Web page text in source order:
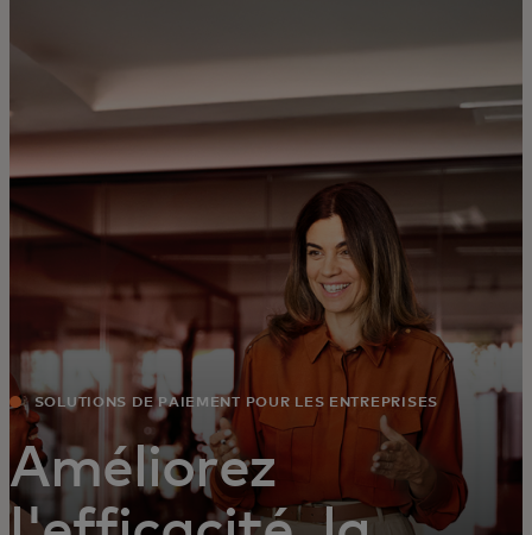
Pour les professionnels
Pour le monde
Pour les innovateurs
Actualités et tendances
SOLUTIONS DE PAIEMENT POUR LES ENTREPRISES
Améliorez